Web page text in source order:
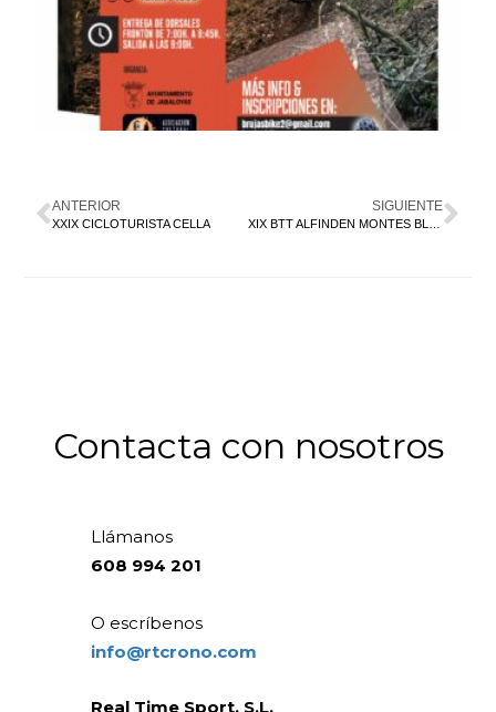
ANTERIOR
XXIX CICLOTURISTA CELLA
SIGUIENTE
Contacta con nosotros
Llámanos
608 994 201
O escríbenos
info@rtcrono.com
Real Time Sport, S.L.